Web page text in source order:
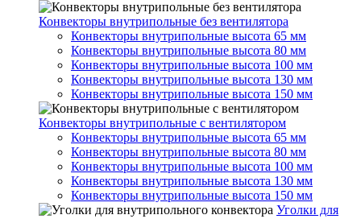
Конвекторы внутрипольные без вентилятора
Конвекторы внутрипольные высота 65 мм
Конвекторы внутрипольные высота 80 мм
Конвекторы внутрипольные высота 100 мм
Конвекторы внутрипольные высота 130 мм
Конвекторы внутрипольные высота 150 мм
Конвекторы внутрипольные с вентилятором
Конвекторы внутрипольные высота 65 мм
Конвекторы внутрипольные высота 80 мм
Конвекторы внутрипольные высота 100 мм
Конвекторы внутрипольные высота 130 мм
Конвекторы внутрипольные высота 150 мм
Уголки для